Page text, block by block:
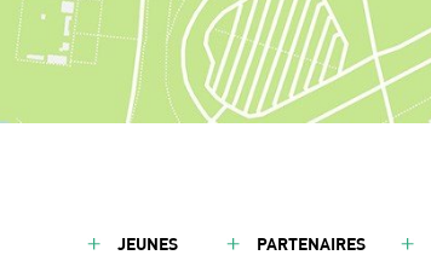
JEUNES PARTENAIRES